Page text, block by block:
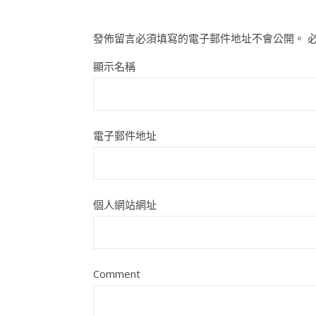
發佈留言必須填寫的電子郵件地址不會公開。
顯示名稱
電子郵件地址
個人網站網址
Comment